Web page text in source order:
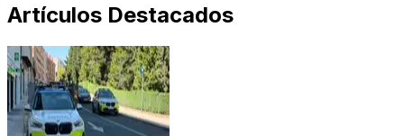
Artículos Destacados